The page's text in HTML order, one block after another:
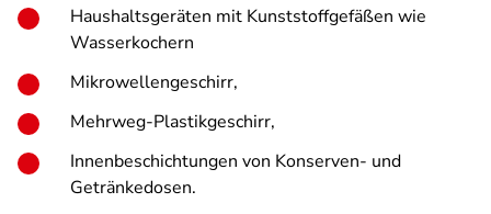
Haushaltsgeräten mit Kunststoffgefäßen wie
Wasserkochern
Mikrowellengeschirr,
Mehrweg-Plastikgeschirr,
Innenbeschichtungen von Konserven- und
Getränkedosen.